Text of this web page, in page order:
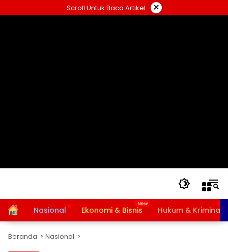
ke
Scroll Untuk Baca Artikel ×
HomeNasional Ekonomi & Bisnis Hukum & Kriminal
Beranda Nasional